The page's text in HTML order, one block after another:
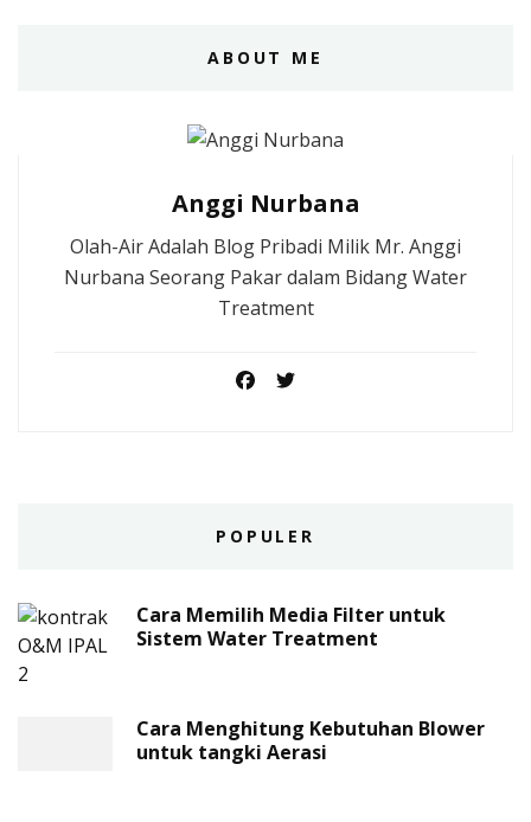
ABOUT ME
Anggi Nurbana
Olah-Air Adalah Blog Pribadi Milik Mr. Anggi
Nurbana Seorang Pakar dalam Bidang Water
Treatment
POPULER
Cara Memilih Media Filter untuk
Sistem Water Treatment
Cara Menghitung Kebutuhan Blower
untuk tangki Aerasi